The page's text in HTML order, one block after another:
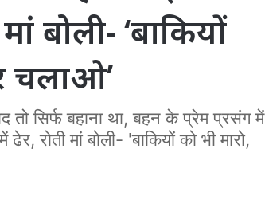
बोली- ‘बाकियों
चलाओ’
सिर्फ बहाना था, बहन के प्रेम प्रसंग में
रोती मां बोली- 'बाकियों को भी मारो,